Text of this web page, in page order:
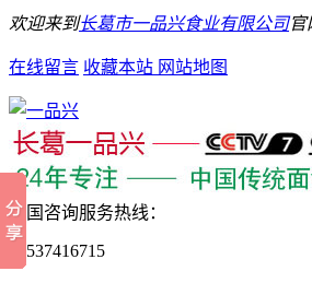
欢迎来到长葛市一品兴食业有限公司官
在线留言 收藏本站 网站地图
全国咨询服务热线：
15537416715